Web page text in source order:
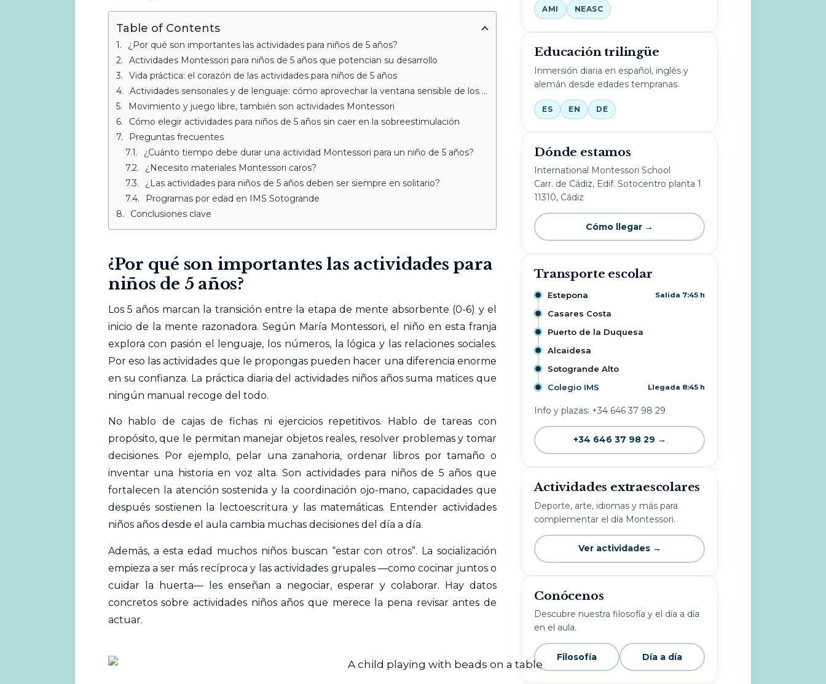
Table of Contents
¿Por qué son importantes las actividades para niños de 5 años?
Actividades Montessori para niños de 5 años que potencian su desarrollo
Vida práctica: el corazón de las actividades para niños de 5 años
Actividades sensoriales y de lenguaje: cómo aprovechar la ventana sensible de los 5 años
Movimiento y juego libre, también son actividades Montessori
Cómo elegir actividades para niños de 5 años sin caer en la sobreestimulación
Preguntas frecuentes
¿Cuánto tiempo debe durar una actividad Montessori para un niño de 5 años?
¿Necesito materiales Montessori caros?
¿Las actividades para niños de 5 años deben ser siempre en solitario?
Programas por edad en IMS Sotogrande
Conclusiones clave
¿Por qué son importantes las actividades para
niños de 5 años?
Los 5 años marcan la transición entre la etapa de mente absorbente (0-6) y el
inicio de la mente razonadora. Según María Montessori, el niño en esta franja
explora con pasión el lenguaje, los números, la lógica y las relaciones sociales.
Por eso las actividades que le propongas pueden hacer una diferencia enorme
en su confianza. La práctica diaria del actividades niños años suma matices que
ningún manual recoge del todo.
No hablo de cajas de fichas ni ejercicios repetitivos. Hablo de tareas con
propósito, que le permitan manejar objetos reales, resolver problemas y tomar
decisiones. Por ejemplo, pelar una zanahoria, ordenar libros por tamaño o
inventar una historia en voz alta. Son actividades para niños de 5 años que
fortalecen la atención sostenida y la coordinación ojo-mano, capacidades que
después sostienen la lectoescritura y las matemáticas. Entender actividades
niños años desde el aula cambia muchas decisiones del día a día.
Además, a esta edad muchos niños buscan “estar con otros”. La socialización
empieza a ser más recíproca y las actividades grupales —como cocinar juntos o
cuidar la huerta— les enseñan a negociar, esperar y colaborar. Hay datos
concretos sobre actividades niños años que merece la pena revisar antes de
actuar.
AMI NEASC
Educación trilingüe
Inmersión diaria en español, inglés y
alemán desde edades tempranas.
ES EN DE
Dónde estamos
International Montessori School
Carr. de Cádiz, Edif. Sotocentro planta 1
11310, Cádiz
Cómo llegar →
Transporte escolar
Estepona Salida 7:45 h
Casares Costa
Puerto de la Duquesa
Alcaidesa
Sotogrande Alto
Colegio IMS
Llegada 8:45 h
Info y plazas: +34 646 37 98 29
+34 646 37 98 29 →
Actividades extraescolares
Deporte, arte, idiomas y más para
complementar el día Montessori.
Ver actividades →
Conócenos
Descubre nuestra filosofía y el día a día
en el aula.
Filosofía Día a día